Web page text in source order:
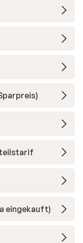
eingekauft)